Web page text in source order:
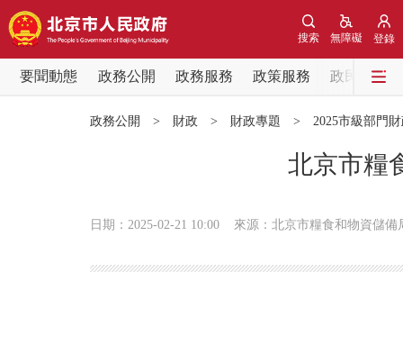
登錄
無障礙
搜索
要聞動態 政務公開 政務服務 政策服務
政民互動
政務公開 > 財政 > 財政專題 > 2025市級部門
北京市糧
日期：2025-02-21 10:00 來源：北京市糧食和物資儲備